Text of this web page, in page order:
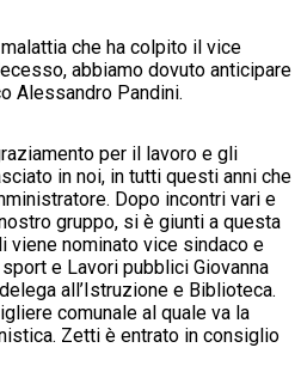
che ha colpito il vice
abbiamo dovuto anticipare
Alessandro Pandini.
per il lavoro e gli
in noi, in tutti questi anni che
Dopo incontri vari e
gruppo, si è giunti a questa
viene nominato vice sindaco e
e Lavori pubblici Giovanna
all’Istruzione e Biblioteca.
comunale al quale va la
Zetti è entrato in consiglio